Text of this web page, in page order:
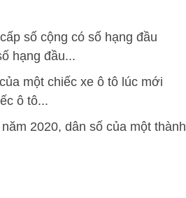
số cộng có số hạng đầu
hạng đầu...
một chiếc xe ô tô lúc mới
ô tô...
2020, dân số của một thành